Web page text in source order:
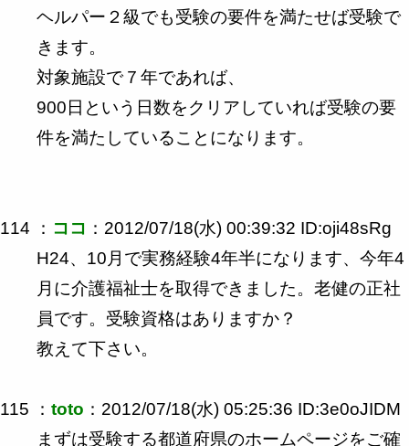
ヘルパー２級でも受験の要件を満たせば受験で
きます。
対象施設で７年であれば、
900日という日数をクリアしていれば受験の要
件を満たしていることになります。
114 ： ココ ：2012/07/18(水) 00:39:32 ID:oji48sRg
H24、10月で実務経験4年半になります、今年4
月に介護福祉士を取得できました。老健の正社
員です。受験資格はありますか？
教えて下さい。
115 ： toto ：2012/07/18(水) 05:25:36 ID:3e0oJIDM
まずは受験する都道府県のホームページをご確